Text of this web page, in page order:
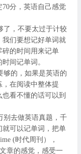
分，英语自己感觉
，不要太过于计较
们要想记好单词就
碎的时间用来记单
间记单词。
的，如果是英语的
在阅读中整体提
看不懂的话可以到
去做英语真题，千
可以记单词，把单
(时代周刊），
章的感觉，感受一